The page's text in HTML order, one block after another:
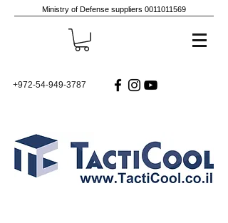
Ministry of Defense suppliers 0011011569
+972-54-949-3787